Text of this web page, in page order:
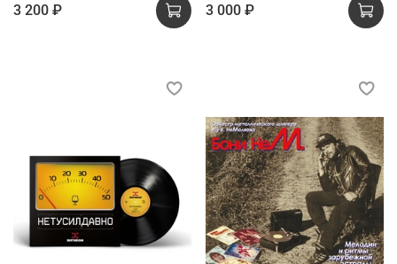
3 200 ₽
3 000 ₽